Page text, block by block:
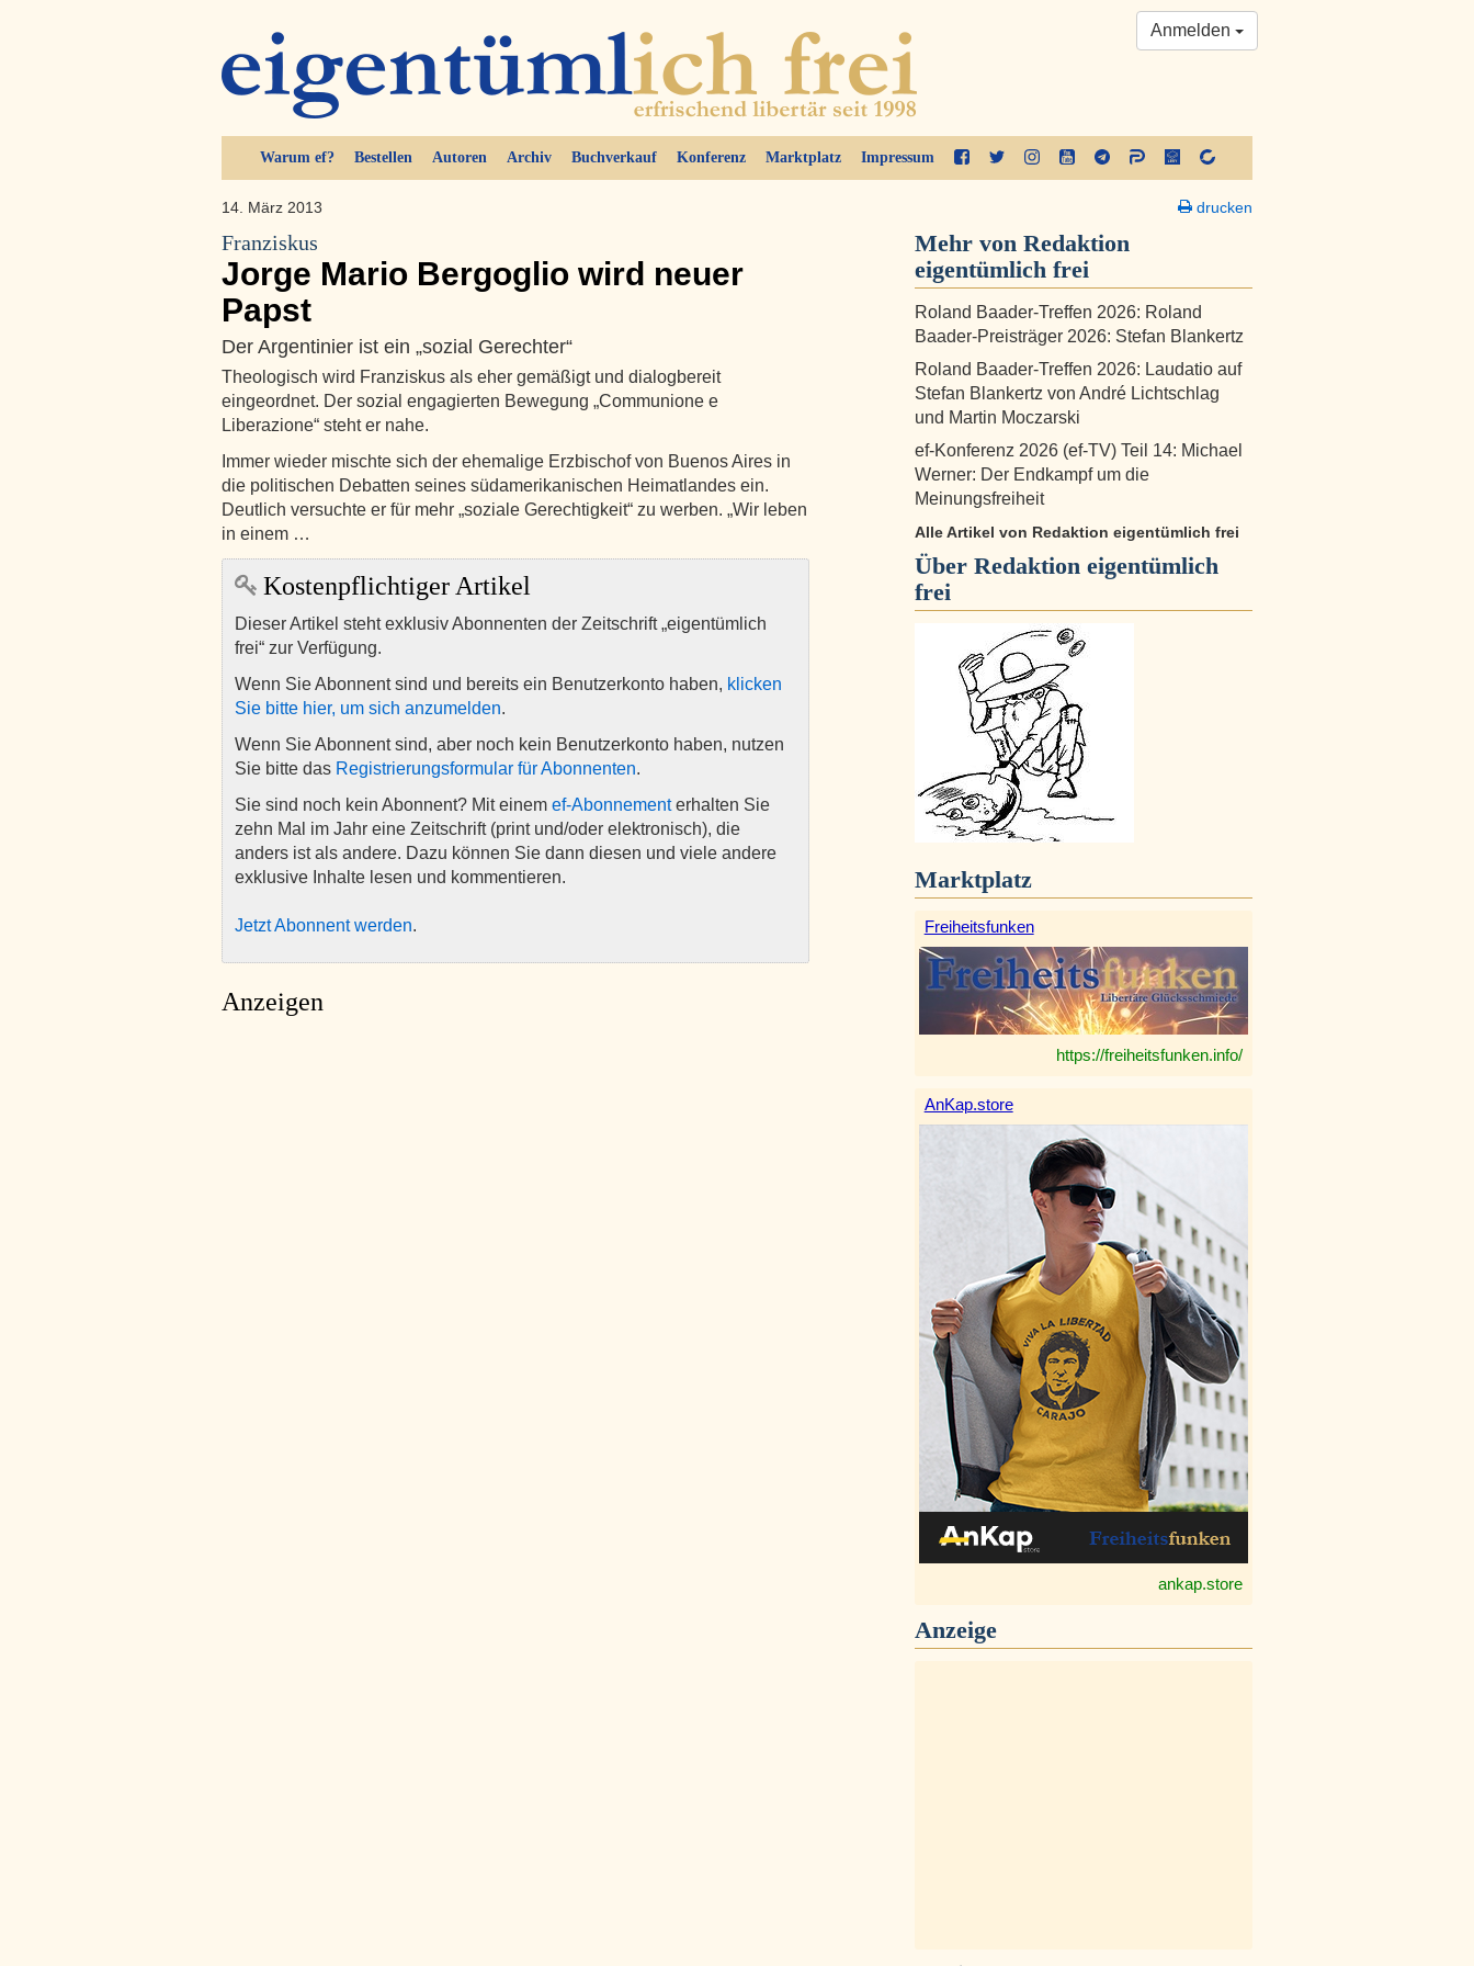
Warum ef? Bestellen Autoren Archiv Buchverkauf Konferenz Marktplatz Impressum
Anmelden
14. März 2013
Franziskus
Jorge Mario Bergoglio wird neuer
Papst
Der Argentinier ist ein „sozial Gerechter“
Theologisch wird Franziskus als eher gemäßigt und dialogbereit
eingeordnet. Der sozial engagierten Bewegung „Communione e
Liberazione“ steht er nahe.
Immer wieder mischte sich der ehemalige Erzbischof von Buenos Aires in
die politischen Debatten seines südamerikanischen Heimatlandes ein.
Deutlich versuchte er für mehr „soziale Gerechtigkeit“ zu werben. „Wir leben
in einem …
Kostenpflichtiger Artikel
Dieser Artikel steht exklusiv Abonnenten der Zeitschrift „eigentümlich
frei“ zur Verfügung.
Wenn Sie Abonnent sind und bereits ein Benutzerkonto haben, klicken
Sie bitte hier, um sich anzumelden.
Wenn Sie Abonnent sind, aber noch kein Benutzerkonto haben, nutzen
Sie bitte das Registrierungsformular für Abonnenten.
Sie sind noch kein Abonnent? Mit einem ef-Abonnementerhalten Sie
zehn Mal im Jahr eine Zeitschrift (print und/oder elektronisch), die
anders ist als andere. Dazu können Sie dann diesen und viele andere
exklusive Inhalte lesen und kommentieren.
Jetzt Abonnent werden.
Anzeigen
drucken
Mehr von Redaktion
eigentümlich frei
Roland Baader-Treffen 2026: Roland
Baader-Preisträger 2026: Stefan Blankertz
Roland Baader-Treffen 2026: Laudatio auf
Stefan Blankertz von André Lichtschlag
und Martin Moczarski
ef-Konferenz 2026 (ef-TV) Teil 14: Michael
Werner: Der Endkampf um die
Meinungsfreiheit
Alle Artikel von Redaktion eigentümlich frei
Über Redaktion eigentümlich
frei
Marktplatz
Freiheitsfunken
https://freiheitsfunken.info/
AnKap.store
ankap.store
Anzeige